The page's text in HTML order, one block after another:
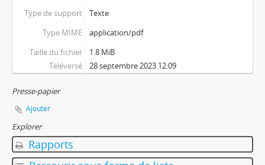
Type de support
Texte
Type MIME
application/pdf
Taille du fichier
1.8 MiB
Téléversé
28 septembre 2023 12:09
Presse-papier
Ajouter
Explorer
Rapports